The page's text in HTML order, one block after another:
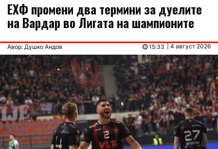
ЕХФ промени два термини за дуелите
на Вардар во Лигата на шампионите
Авор: Душко Андов | 4 август 2026
15:33